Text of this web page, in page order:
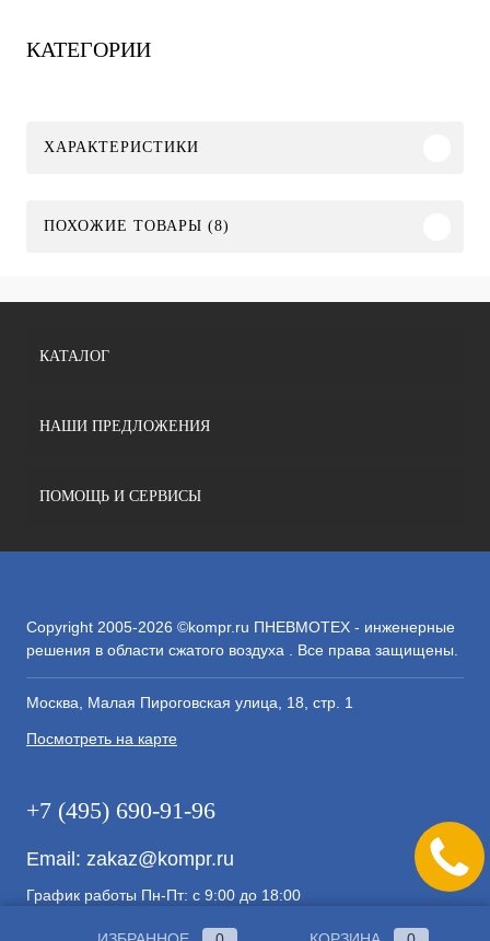
КАТЕГОРИИ
ХАРАКТЕРИСТИКИ
ПОХОЖИЕ ТОВАРЫ (8)
КАТАЛОГ
НАШИ ПРЕДЛОЖЕНИЯ
ПОМОЩЬ И СЕРВИСЫ
Copyright 2005-2026 ©kompr.ru ПНЕВМОТЕХ - инженерные
решения в области сжатого воздуха . Все права защищены.
Москва, Малая Пироговская улица, 18, стр. 1
Посмотреть на карте
+7 (495) 690-91-96
Email: zakaz@kompr.ru
График работы Пн-Пт: с 9:00 до 18:00